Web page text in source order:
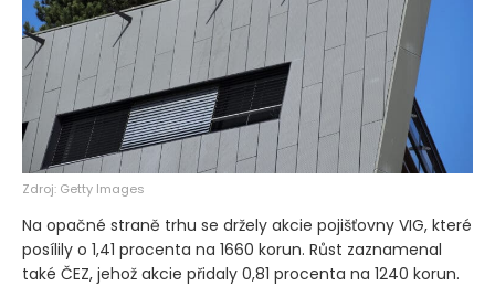
Zdroj: Getty Images
Na opačné straně trhu se držely akcie pojišťovny VIG, které
posílily o 1,41 procenta na 1660 korun. Růst zaznamenal
také ČEZ, jehož akcie přidaly 0,81 procenta na 1240 korun.